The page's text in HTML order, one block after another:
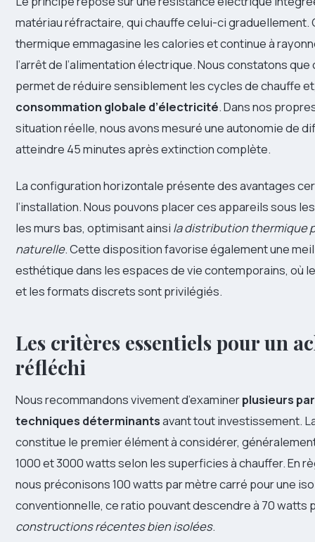
matériau réfractaire, qui chauffe celui-ci graduellement.
thermique emmagasine les calories et continue à
l’arrêt de l’alimentation électrique. Nous constatons
permet de réduire sensiblement les cycles de chauffe
consommation globale d’électricité. Dans nos
situation réelle, nous avons mesuré une autonomie de
atteindre 45 minutes après extinction complète.
La configuration horizontale présente des avantages
l’installation. Nous pouvons placer ces appareils sous
les murs bas, optimisant ainsi la distribution thermique
naturelle. Cette disposition favorise également une
esthétique dans les espaces de vie contemporains, où
et les formats discrets sont privilégiés.
Les critères essentiels pour un
réfléchi
Nous recommandons vivement d’examinerplusieurs
techniques déterminantsavant tout investissement.
constitue le premier élément à considérer,
1000 et 3000 watts selon les superficies à chauffer. En
nous préconisons 100 watts par mètre carré pour une
conventionnelle, ce ratio pouvant descendre à 70 watts
constructions récentes bien isolées.